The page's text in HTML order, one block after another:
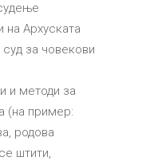
на Архуската
суд за човекови
и методи за
(на пример:
родова
штити,